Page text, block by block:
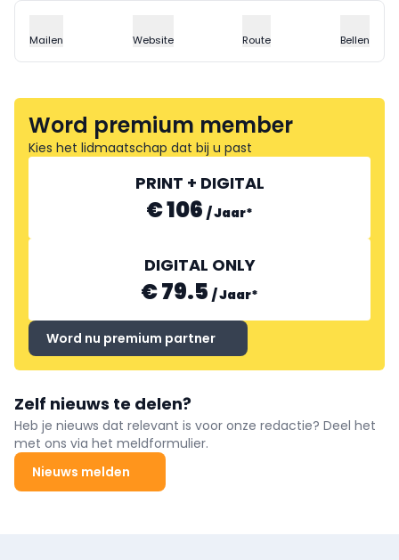
Mailen Website Route Bellen
Word premium member
Kies het lidmaatschap dat bij u past
PRINT + DIGITAL
€ 106 /Jaar*
DIGITAL ONLY
€ 79.5 /Jaar*
Word nu premium partner
Zelf nieuws te delen?
Heb je nieuws dat relevant is voor onze redactie? Deel het
met ons via het meldformulier.
Nieuws melden